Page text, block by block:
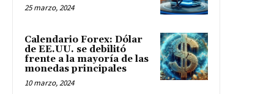
25 marzo, 2024
Calendario Forex: Dólar
de EE.UU. se debilitó
frente a la mayoría de las
monedas principales
10 marzo, 2024